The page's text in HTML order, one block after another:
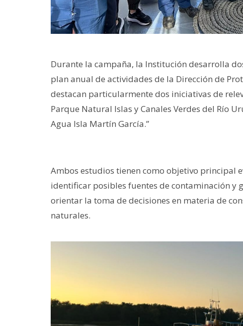
Durante la campaña, la Institución desarrolla
plan anual de actividades de la Dirección de
destacan particularmente dos iniciativas de
Parque Natural Islas y Canales Verdes del Río
Agua Isla Martín García.”
Ambos estudios tienen como objetivo principal
identificar posibles fuentes de contaminación y
orientar la toma de decisiones en materia de
naturales.